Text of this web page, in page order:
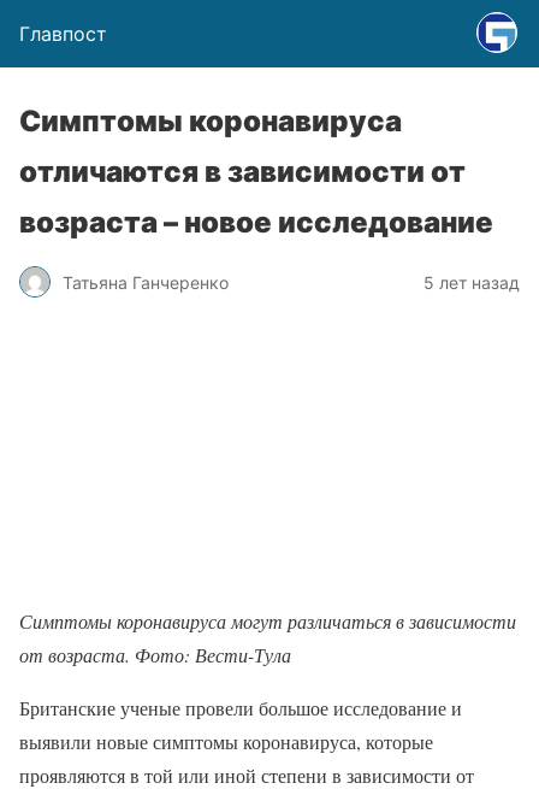
Главпост
Симптомы коронавируса
отличаются в зависимости от
возраста – новое исследование
Татьяна Ганчеренко 5 лет назад
Симптомы коронавируса могут различаться в зависимости
от возраста. Фото: Вести-Тула
Британские ученые провели большое исследование и
выявили новые симптомы коронавируса, которые
проявляются в той или иной степени в зависимости от